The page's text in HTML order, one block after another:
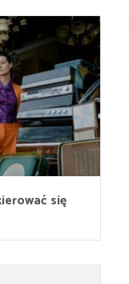
się